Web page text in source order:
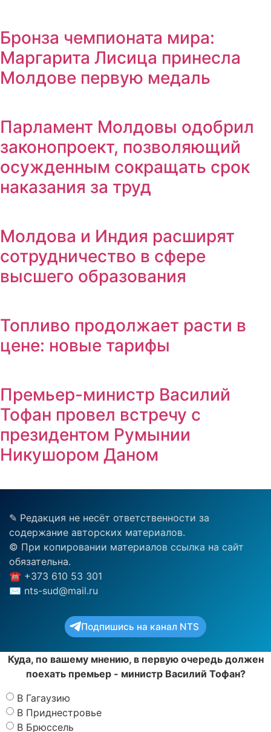
Бронза чемпионата мира:
Маргарита Лисица принесла
Молдове первую медаль
Парламент Молдовы одобрил
законопроект, позволяющий
осужденным сокращать срок
наказания за труд
Молдова и Индия расширят
сотрудничество в сфере
высшего образования
Топливо продолжает расти в
цене: новые тарифы
Премьер-министр Василий
Тофан провел встречу с
президентом Румынии
Никушором Даном
✎ Редакция не несёт ответственности за
содержание авторских материалов.
© При копировании материалов ссылка на сайт
обязательна.
☎︎ +373 610 53 301
✉ nts-sud@mail.ru
Подпишись на канал NTS
Куда, по вашему мнению, в первую очередь должен
поехать премьер - министр Василий Тофан?
В Гагаузию
В Приднестровье
В Брюссель